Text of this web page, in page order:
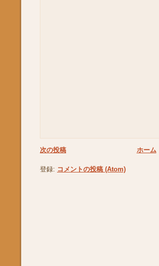
次の投稿 ホーム
登録: コメントの投稿 (Atom)